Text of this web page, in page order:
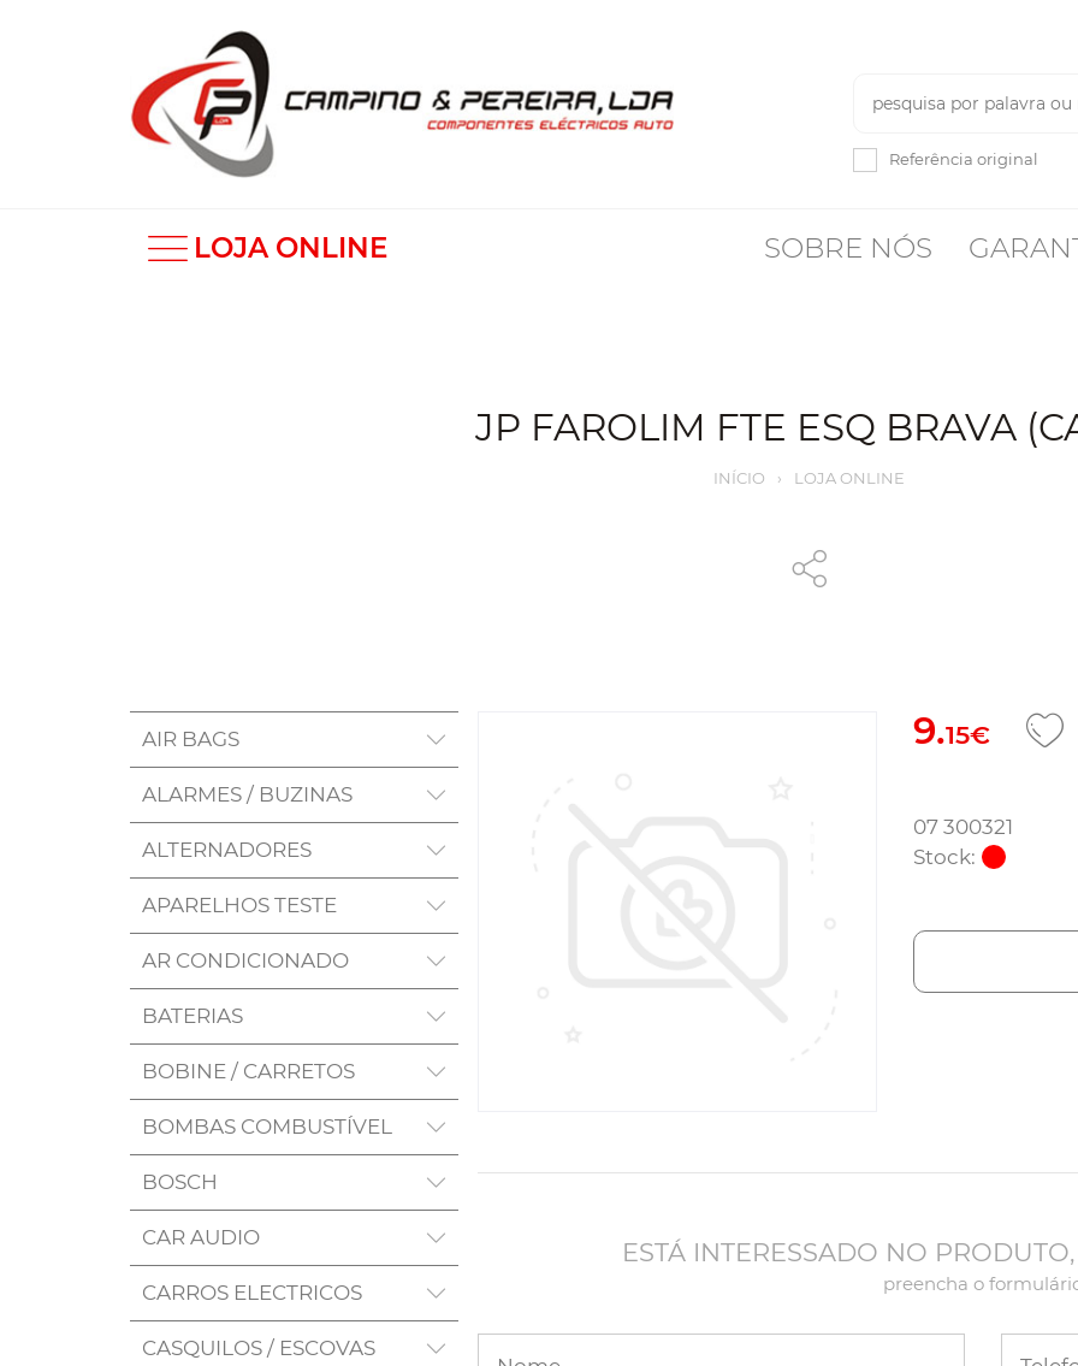
Referência original
LOJA ONLINE SOBRE NÓS
JP FAROLIM FTE ESQ BRAVA
INÍCIO › LOJA ONLINE
AIR BAGS
ALARMES / BUZINAS
ALTERNADORES
APARELHOS TESTE
AR CONDICIONADO
BATERIAS
BOBINE / CARRETOS
BOMBAS COMBUSTÍVEL
BOSCH
CAR AUDIO
CARROS ELECTRICOS
CASQUILOS / ESCOVAS
9.15€
07 300321
Stock:
ESTÁ INTERESSADO NO
preencha o